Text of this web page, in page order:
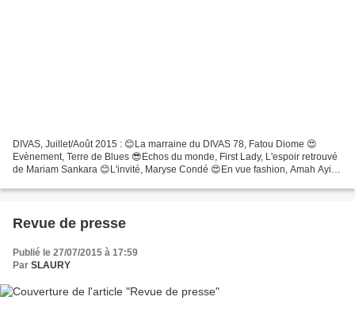
DIVAS, Juillet/Août 2015 : 😊La marraine du DIVAS 78, Fatou Diome 😍
Evènement, Terre de Blues 😎Echos du monde, First Lady, L'espoir retrouvé
de Mariam Sankara 😊L'invité, Maryse Condé 😍En vue fashion, Amah Ayivi
Revue de presse
Publié le 27/07/2015 à 17:59
Par SLAURY